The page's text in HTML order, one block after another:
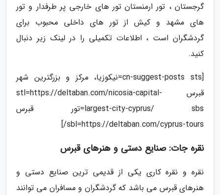
گرجستان ، تور ارمنستان تور های خارجی پر طرفدار و تور
های مشهد و کیش از تور های داخلی محبوب برای
گردشگران است ، اطلاعات تکمیلی را در لینک زیر دنبال
کنید.
[cn-suggest-posts sts=نیکوزیا، مرکز و بزرگترین شهر
قبرس stl=https://deltaban.com/nicosia-capital-
largest-city-cyprus/ sbs=تور قبرس
sbl=https://deltaban.com/cyprus-tours/]
نقره جات: صنایع دستی و هنرهای قبرس
نقره و نقره کاری یکی از قدیمی ترین صنایع دستی و
هنرهای قبرس می باشد که گردشگران و مسافران می توانند